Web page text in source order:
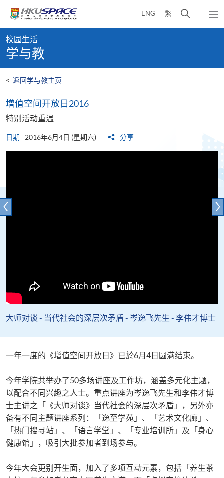
content
ENG 繁
开
弹
出
content
start
校园生活
学与教
< 返回学与教主页
增值空间开放日2016
特别活动重温
日期 2016年6月4日 (星期六) 分享
大师对谈 - 当代社会的深层次矛盾 - 岑逸飞先生 - 李伟才博士
一年一度的《增值空间开放日》已於6月4日圆满结束。
今年学院共举办了50多场讲座及工作坊，涵盖多元化主题，
以配合不同兴趣之人士。重点讲座为岑逸飞先生和李伟才博
士主讲之「《大师对谈》当代社会的深层次矛盾」，另外亦
备有不同主题讲座系列：「逸至学苑」、「艺术文化廊」、
「热门搜寻站」、「语言学堂」、「专业培训所」及「身心
健康馆」，吸引大批参加者到场参与。
今年大会更别开生面，加入了多项互动元素，包括「养生茶